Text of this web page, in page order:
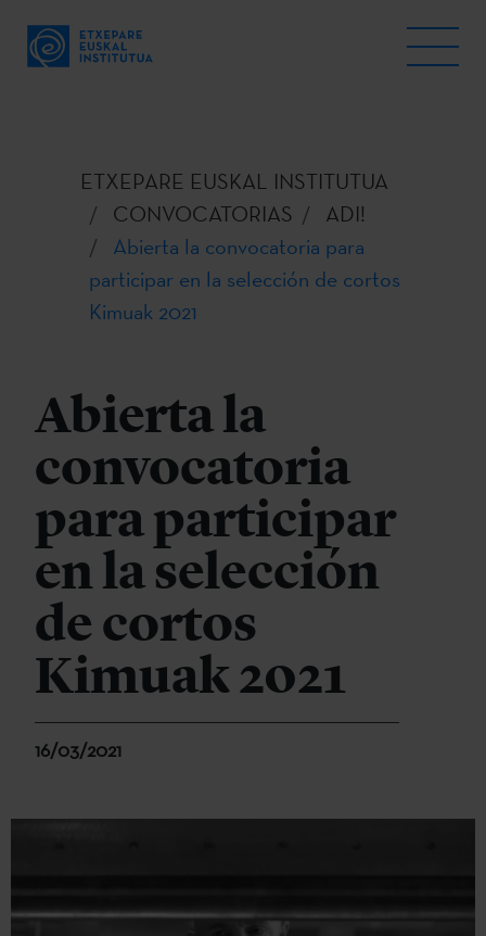
ETXEPARE EUSKAL INSTITUTUA
CONVOCATORIAS
ADI!
Abierta la convocatoria para
participar en la selección de cortos
Kimuak 2021
Abierta la
convocatoria
para participar
en la selección
de cortos
Kimuak 2021
16/03/2021